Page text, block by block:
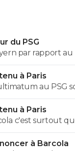
du PSG
par rapport au
à ce qu
boateng ou
fasse cette
kim et tah qui
à moins de
l’intérêt de pacho
à Paris
au PSG
fin de mon contrat.
à Paris
c'est surtout
jamais cette
au PSG et à qui
à Barcola